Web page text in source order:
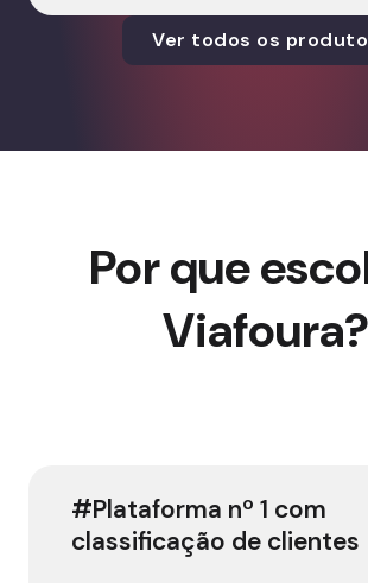
Ver todos os
Por que
Viafoura?
#Plataforma nº 1 com
classificação de clientes